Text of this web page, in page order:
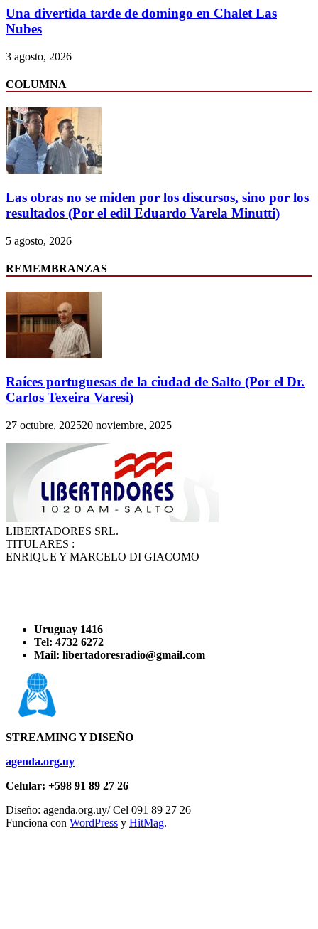
Una divertida tarde de domingo en Chalet Las
Nubes
3 agosto, 2026
COLUMNA
Las obras no se miden por los discursos, sino por los
resultados (Por el edil Eduardo Varela Minutti)
5 agosto, 2026
REMEMBRANZAS
Raíces portuguesas de la ciudad de Salto (Por el Dr.
Carlos Texeira Varesi)
27 octubre, 202520 noviembre, 2025
LIBERTADORES SRL.
TITULARES :
ENRIQUE Y MARCELO DI GIACOMO
Uruguay 1416
Tel: 4732 6272
Mail: libertadoresradio@gmail.com
STREAMING Y DISEÑO
agenda.org.uy
Celular: +598 91 89 27 26
Diseño: agenda.org.uy/ Cel 091 89 27 26
Funciona con WordPress y HitMag.